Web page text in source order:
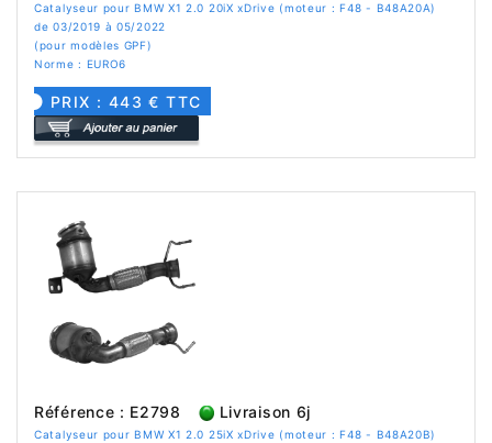
Catalyseur pour BMW X1 2.0 20iX xDrive (moteur : F48 - B48A20A)
de 03/2019 à 05/2022
(pour modèles GPF)
Norme : EURO6
PRIX : 443 € TTC
Référence : E2798 Livraison 6j
Catalyseur pour BMW X1 2.0 25iX xDrive (moteur : F48 - B48A20B)